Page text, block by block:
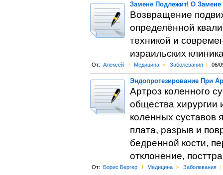
Замене Подлежит! О
Возвращение
определённой
техникой и
израильских
От: Алексей l Медицина > Заболевания l 06/
Эндопротезирование При
Артроз коленного
общества хирургии
коленных суставов
плата, разрыв и
бедренной кости,
отклонение,
От: Борис Бергер l Медицина > Заболевания l